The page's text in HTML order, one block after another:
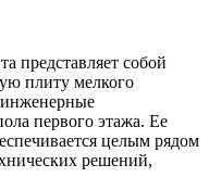
представляет собой
плиту мелкого
первого этажа. Ее
целым рядом
решений,